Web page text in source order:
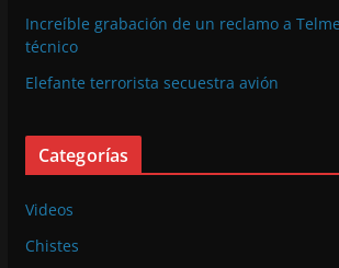
Increíble grabación de un reclamo a
técnico
Elefante terrorista secuestra avión
Categorías
Videos
Chistes